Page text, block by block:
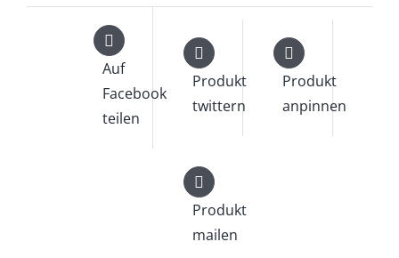
Auf
Facebook
teilen
Produkt
twittern
Produkt
anpinnen
Produkt
mailen